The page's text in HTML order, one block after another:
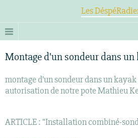
Les
Montage d'un sondeur dans un
montage d'un sondeur dans un
autorisation de notre pote Mathieu
ARTICLE : "Installation combiné-